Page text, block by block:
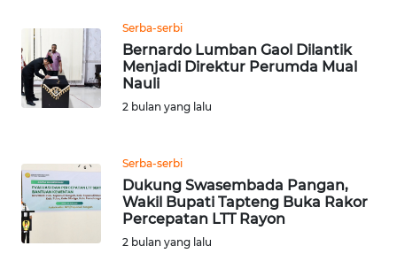
Serba-serbi
Bernardo Lumban Gaol Dilantik
Menjadi Direktur Perumda Mual
Nauli
2 bulan yang lalu
Serba-serbi
Dukung Swasembada Pangan,
Wakil Bupati Tapteng Buka Rakor
Percepatan LTT Rayon
2 bulan yang lalu
NATUNA
WN
BINTAN
MANDALIKA
WN